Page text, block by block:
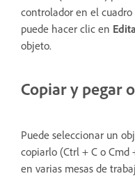
controlador en el
puede hacer clic en
objeto.
Copiar y pegar
Puede seleccionar un
copiarlo (Ctrl + C o Cmd
en varias mesas de